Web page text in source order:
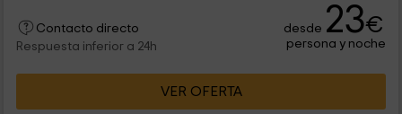
Contacto directo
Respuesta inferior a 24h
desde 23€
persona y noche
VER OFERTA